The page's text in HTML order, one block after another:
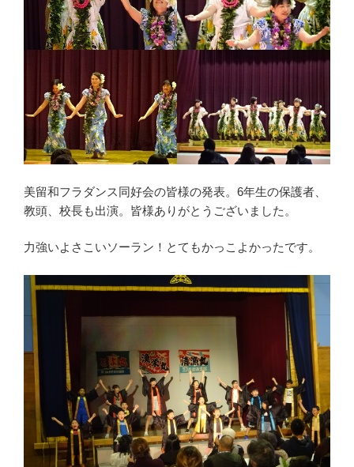
美留和フラダンス同好会の皆様の発表。6年生の保護者、
教頭、校長も出演。皆様ありがとうございました。
力強いよさこいソーラン！とてもかっこよかったです。